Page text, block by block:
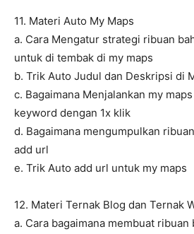
11. Materi Auto My Maps
a. Cara Mengatur strategi ribuan
untuk di tembak di my maps
b. Trik Auto Judul dan Deskripsi di
c. Bagaimana Menjalankan my
keyword dengan 1x klik
d. Bagaimana mengumpulkan
add url
e. Trik Auto add url untuk my maps
12. Materi Ternak Blog dan Ternak
a. Cara bagaimana membuat